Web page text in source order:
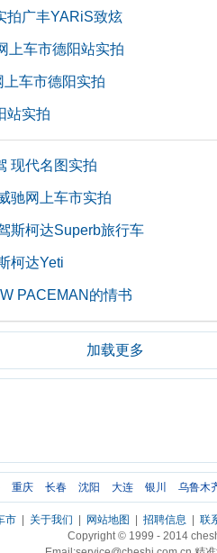
拍广丰YARiS致炫
上车市德阳站实拍
车市德阳实拍
站实拍
现代名图实拍
驰网上车市实拍
斯柯达Superb旅行车
柯达Yeti
PACEMAN的情书
加载更多
重庆 长春 沈阳 大连 银川 乌鲁木
市| 关于我们 网站地图 招聘信息
联
Copyright © 1999 - 2014